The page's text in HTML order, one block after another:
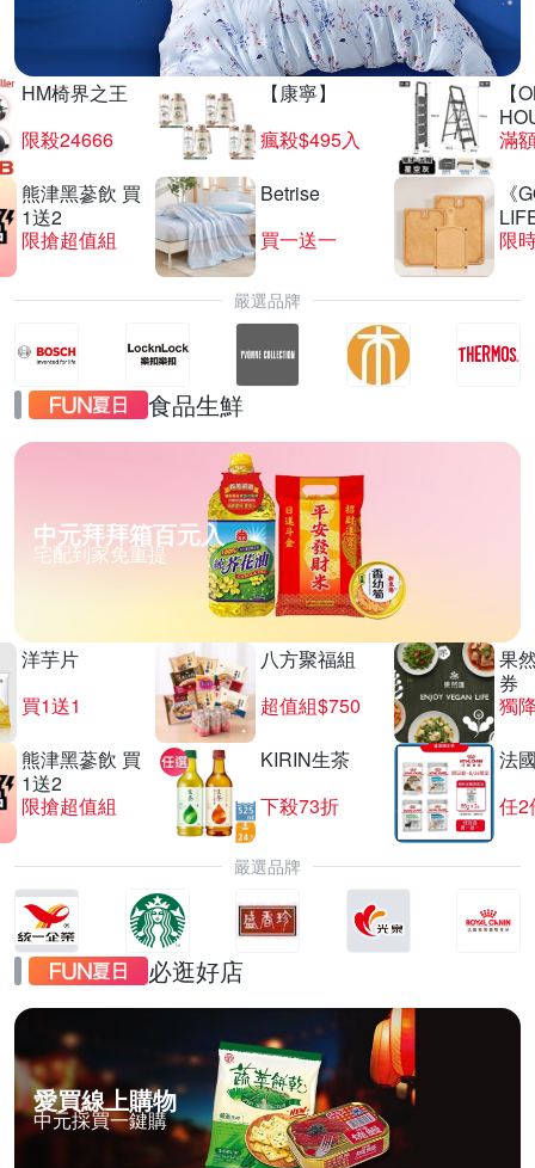
HM椅界之王
限殺24666
【康寧】
瘋殺$495入
【
滿
熊津黑蔘飲 買
1送2
限搶超值組
Betrise
買一送一
《
限
嚴選品牌
食品生鮮
中元拜拜箱百元入
宅配到家免重提
洋芋片
買1送1
八方聚福組
超值組$750
果
券
獨
熊津黑蔘飲 買
1送2
限搶超值組
KIRIN生茶
下殺73折
法
任2
嚴選品牌
必逛好店
愛買線上購物
中元採買一鍵購